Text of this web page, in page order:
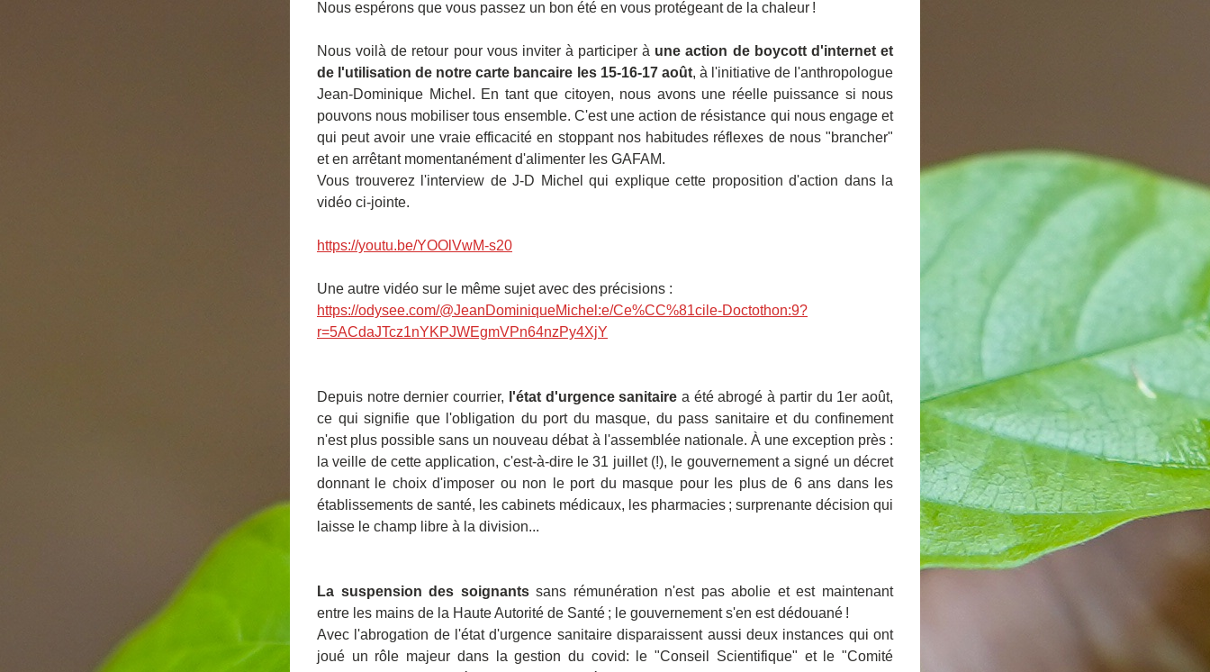
Nous espérons que vous passez un bon été en vous protégeant de la chaleur !
Nous voilà de retour pour vous inviter à participer à une action de boycott d'internet et
de l'utilisation de notre carte bancaire les 15-16-17 août, à l'initiative de l'anthropologue
Jean-Dominique Michel. En tant que citoyen, nous avons une réelle puissance si nous
pouvons nous mobiliser tous ensemble. C'est une action de résistance qui nous engage et
qui peut avoir une vraie efficacité en stoppant nos habitudes réflexes de nous "brancher"
et en arrêtant momentanément d'alimenter les GAFAM.
Vous trouverez l'interview de J-D Michel qui explique cette proposition d'action dans la
vidéo ci-jointe.
https://youtu.be/YOOlVwM-s20
Une autre vidéo sur le même sujet avec des précisions :
https://odysee.com/@JeanDominiqueMichel:e/Ce%CC%81cile-Doctothon:9?
r=5ACdaJTcz1nYKPJWEgmVPn64nzPy4XjY
Depuis notre dernier courrier, l'état d'urgence sanitaire a été abrogé à partir du 1er août,
ce qui signifie que l'obligation du port du masque, du pass sanitaire et du confinement
n'est plus possible sans un nouveau débat à l'assemblée nationale. À une exception près :
la veille de cette application, c'est-à-dire le 31 juillet (!), le gouvernement a signé un décret
donnant le choix d'imposer ou non le port du masque pour les plus de 6 ans dans les
établissements de santé, les cabinets médicaux, les pharmacies ; surprenante décision qui
laisse le champ libre à la division...
La suspension des soignants sans rémunération n'est pas abolie et est maintenant
entre les mains de la Haute Autorité de Santé ; le gouvernement s'en est dédouané !
Avec l'abrogation de l'état d'urgence sanitaire disparaissent aussi deux instances qui ont
joué un rôle majeur dans la gestion du covid: le "Conseil Scientifique" et le "Comité